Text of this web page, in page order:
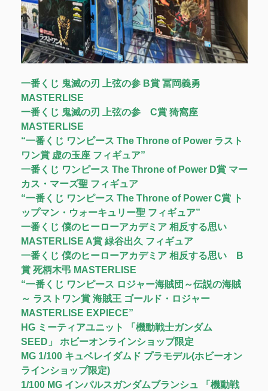
一番くじ 鬼滅の刃 上弦の参 B賞 冨岡義勇
MASTERLISE
一番くじ 鬼滅の刃 上弦の参 C賞 猗窩座
MASTERLISE
“一番くじ ワンピース The Throne of Power ラスト
ワン賞 虚の玉座 フィギュア”
一番くじ ワンピース The Throne of Power D賞 マー
カス・マーズ聖 フィギュア
“一番くじ ワンピース The Throne of Power C賞 ト
ップマン・ウォーキュリー聖 フィギュア”
一番くじ 僕のヒーローアカデミア 相反する思い
MASTERLISE A賞 緑谷出久 フィギュア
一番くじ 僕のヒーローアカデミア 相反する思い B
賞 死柄木弔 MASTERLISE
“一番くじ ワンピース ロジャー海賊団～伝説の海賊
～ ラストワン賞 海賊王 ゴールド・ロジャー
MASTERLISE EXPIECE”
HG ミーティアユニット 「機動戦士ガンダム
SEED」 ホビーオンラインショップ限定
MG 1/100 キュベレイダムド プラモデル(ホビーオン
ラインショップ限定)
1/100 MG インパルスガンダムブランシュ 「機動戦